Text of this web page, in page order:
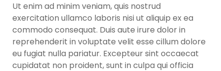
Ut enim ad minim veniam, quis nostrud
exercitation ullamco laboris nisi ut aliquip ex ea
commodo consequat. Duis aute irure dolor in
reprehenderit in voluptate velit esse cillum dolore
eu fugiat nulla pariatur. Excepteur sint occaecat
cupidatat non proident, sunt in culpa qui officia